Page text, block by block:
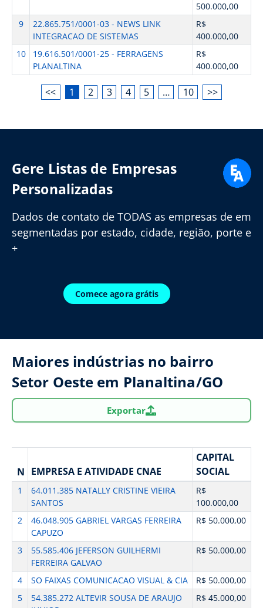
500.000,00
9
22.865.751/0001-03 - NEWS LINK
INTEGRACAO DE SISTEMAS
R$
400.000,00
10
19.616.501/0001-25 - FERRAGENS
PLANALTINA
R$
400.000,00
<< 1 2 3 4 5 … 10 >>
Gere Listas de Empresas
Personalizadas
Dados de contato de TODAS as empresas de em
segmentadas por estado, cidade, região, porte e
+
Comece agora grátis
Maiores indústrias no bairro
Setor Oeste em Planaltina/GO
Exportar
N EMPRESA E ATIVIDADE CNAE
CAPITAL
SOCIAL
1
64.011.385 NATALLY CRISTINE VIEIRA
SANTOS
R$
100.000,00
2
46.048.905 GABRIEL VARGAS FERREIRA
CAPUZO
R$ 50.000,00
3
55.585.406 JEFERSON GUILHERMI
FERREIRA GALVAO
R$ 50.000,00
4 SO FAIXAS COMUNICACAO VISUAL & CIA
R$ 50.000,00
5
54.385.272 ALTEVIR SOUSA DE ARAUJO
R$ 45.000,00